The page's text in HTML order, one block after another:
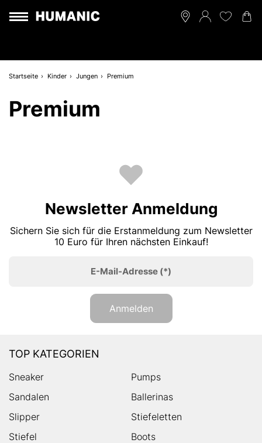
Startseite Kinder Jungen Premium
Premium
Newsletter Anmeldung
Sichern Sie sich für die Erstanmeldung zum Newsletter
10 Euro für Ihren nächsten Einkauf!
E-Mail-Adresse (*)
Anmelden
TOP KATEGORIEN
Sneaker
Pumps
Sandalen
Ballerinas
Slipper
Stiefeletten
Stiefel
Boots